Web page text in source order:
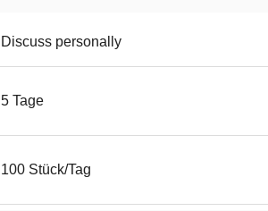
Discuss personally
5 Tage
100 Stück/Tag